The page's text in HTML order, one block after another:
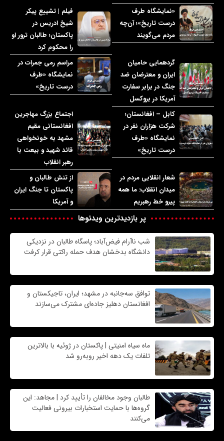
«نمایشگاه طرف
درست تاریخ»؛ آن‌چه
مردم می‌گویند
فیلم | تشییع پیکر
شیخ ادریس در
پاکستان؛ طالبان ترور او
را محکوم کرد
گردهمایی حامیان
ایران و معترضان ضد
جنگ در برابر سفارت
آمریکا در بروکسل
مراسم رمی جمرات در
نمایشگاه «طرف
درست تاریخ»
کابل – افغانستان؛
شرکت هزاران نفر در
نمایشگاه «طرف
درست تاریخ»
اجتماع بزرگ مهاجرین
افغانستانی مقیم
مشهد به خونخواهی
قائد شهید و بیعت با
رهبر انقلاب
شعار انقلابی مردم در
میدان انقلاب: ما همه
پیرو خط رهبریم
از تنش طالبان و
پاکستان تا جنگ ایران
و آمریکا
پر بازدیدترین ویدئوها
شب ناآرام فیض‌آباد؛ پاسگاه طالبان در نزدیکی
دانشگاه بدخشان هدف حمله راکتی قرار کرفت
توافق سه‌جانبه در مشهد؛ ایران، تاجیکستان و
افغانستان دهلیز جاده‌ای مشترک می‌سازند
ماه سیاه امنیتی | پاکستان در ژوئیه با بالاترین
تلفات یک دهه اخیر روبه‌رو شد
طالبان وجود مخالفان را تأیید کرد | مجاهد: این
گروه‌ها با حمایت استخبارات بیرونی فعالیت
می‌کنند